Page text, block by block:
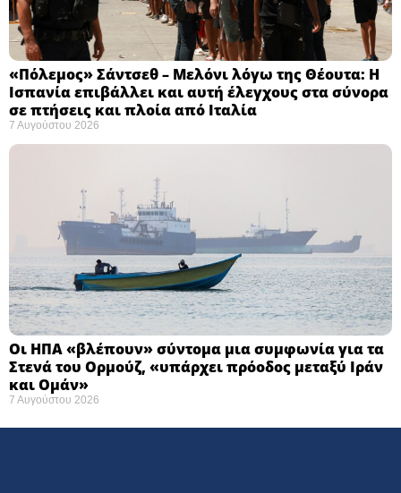
«Πόλεμος» Σάντσεθ – Μελόνι λόγω της Θέουτα: Η
Ισπανία επιβάλλει και αυτή έλεγχους στα σύνορα
σε πτήσεις και πλοία από Ιταλία
7 Αυγούστου 2026
Οι ΗΠΑ «βλέπουν» σύντομα μια συμφωνία για τα
Στενά του Ορμούζ, «υπάρχει πρόοδος μεταξύ Ιράν
και Ομάν»
7 Αυγούστου 2026